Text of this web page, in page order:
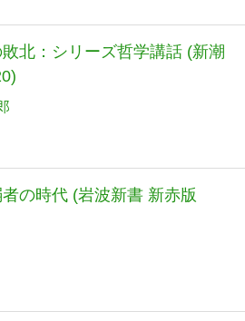
北：シリーズ哲学講話 (新潮
の時代 (岩波新書 新赤版